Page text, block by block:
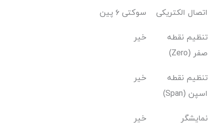
اتصال الکتریکی سوکتی ۶ پین
تنظیم نقطه
صفر (Zero)
خیر
تنظیم نقطه
اسپن (Span)
خیر
نمایشگر خیر